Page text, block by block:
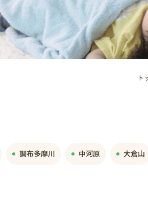
ト
調布多摩川 中河原 大倉山